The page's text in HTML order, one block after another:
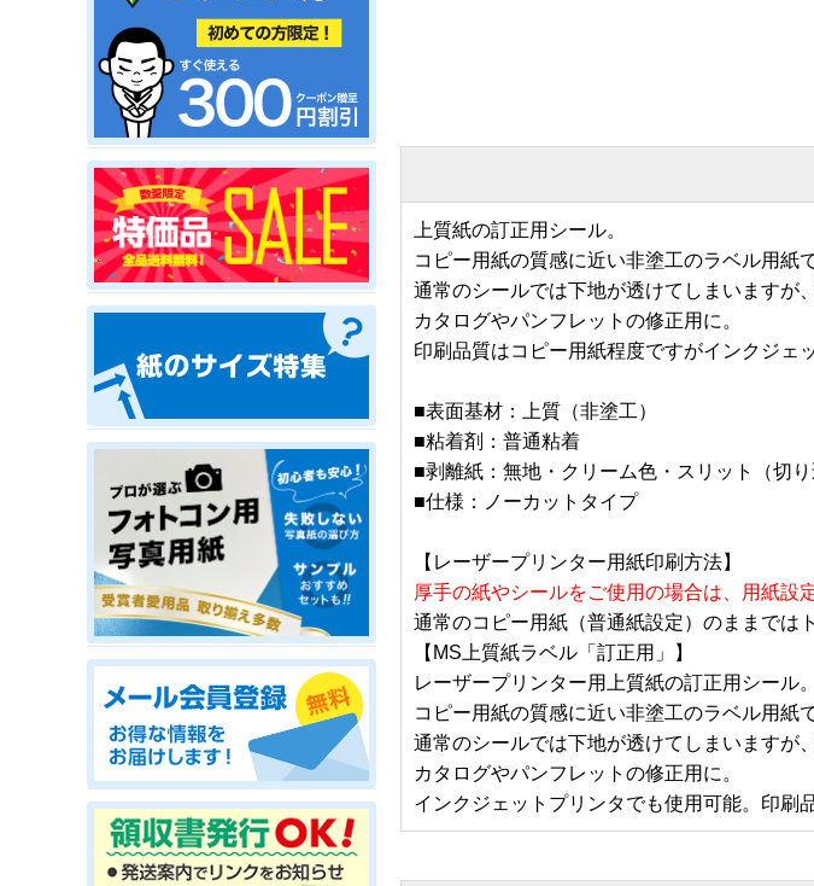
上質紙の訂正用シール。
コピー用紙の質感に近い非塗工のラベル用紙で
通常のシールでは下地が透けてしまいますが
カタログやパンフレットの修正用に。
印刷品質はコピー用紙程度ですがインクジェ
■表面基材：上質（非塗工）
■粘着剤：普通粘着
■剥離紙：無地・クリーム色・スリット（切
■仕様：ノーカットタイプ
【レーザープリンター用紙印刷方法】
厚手の紙やシールをご使用の場合は、用紙設
通常のコピー用紙（普通紙設定）のままでは
【MS上質紙ラベル「訂正用」】
レーザープリンター用上質紙の訂正用シール。
コピー用紙の質感に近い非塗工のラベル用紙で
通常のシールでは下地が透けてしまいますが
カタログやパンフレットの修正用に。
インクジェットプリンタでも使用可能。印刷